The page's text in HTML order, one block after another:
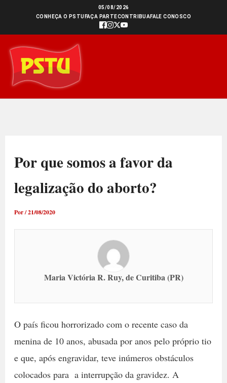
conteúdo
05/08/2026
CONHEÇA O PSTU FAÇA PARTECONTRIBUAFALE CONOSCO
Por que somos a favor da
legalização do aborto?
Por/21/08/2020
Maria Victória R. Ruy, de Curitiba (PR)
O país ficou horrorizado com o recente caso da
menina de 10 anos, abusada por anos pelo próprio tio
e que, após engravidar, teve inúmeros obstáculos
colocados para a interrupção da gravidez. A